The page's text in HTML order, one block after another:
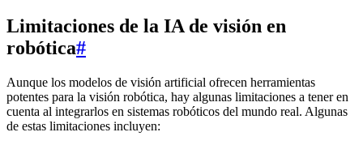
Limitaciones de la IA de visión en
robótica#
Aunque los modelos de visión artificial ofrecen herramientas
potentes para la visión robótica, hay algunas limitaciones a tener en
cuenta al integrarlos en sistemas robóticos del mundo real. Algunas
de estas limitaciones incluyen: